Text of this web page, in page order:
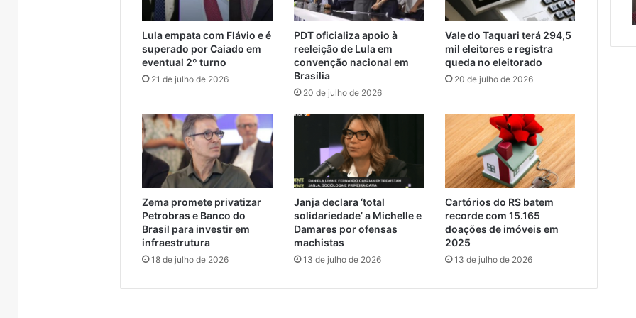
Lula empata com Flávio e é
superado por Caiado em
eventual 2º turno
21 de julho de 2026
PDT oficializa apoio à
reeleição de Lula em
convenção nacional em
Brasília
20 de julho de 2026
Vale do Taquari terá 294,5
mil eleitores e registra
queda no eleitorado
20 de julho de 2026
Zema promete privatizar
Petrobras e Banco do
Brasil para investir em
infraestrutura
18 de julho de 2026
Janja declara ‘total
solidariedade’ a Michelle e
Damares por ofensas
machistas
13 de julho de 2026
Cartórios do RS batem
recorde com 15.165
doações de imóveis em
2025
13 de julho de 2026
Encantado e Muçum
de
reclusão
declaração
considerada
racista
considerada racista
em
Encantado
de semana em Encantado